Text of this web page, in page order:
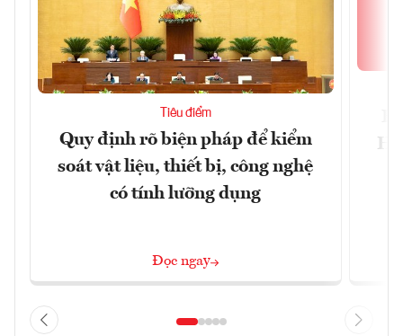
Tiêu điểm
Quy định rõ biện pháp để kiểm
soát vật liệu, thiết bị, công nghệ
có tính lưỡng dụng
Đọc ngay